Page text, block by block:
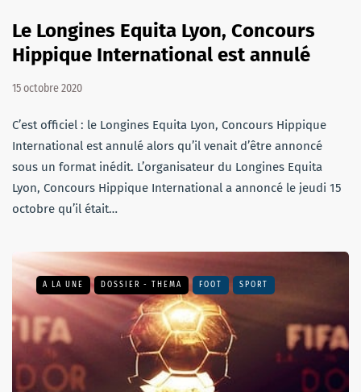
Le Longines Equita Lyon, Concours
Hippique International est annulé
15 octobre 2020
C’est officiel : le Longines Equita Lyon, Concours Hippique
International est annulé alors qu’il venait d’être annoncé
sous un format inédit. L’organisateur du Longines Equita
Lyon, Concours Hippique International a annoncé le jeudi 15
octobre qu’il était…
A LA UNE DOSSIER - THEMA FOOT SPORT